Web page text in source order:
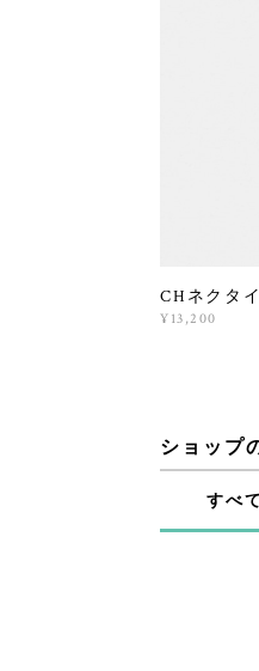
CHネクタ
¥13,200
ショップ
すべて